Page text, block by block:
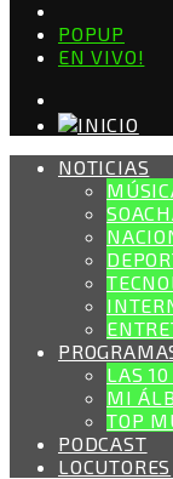
POPUP
EN VIVO!
NOTICIAS
LAS
MI
TOP
PODCAST
LOCUTORES